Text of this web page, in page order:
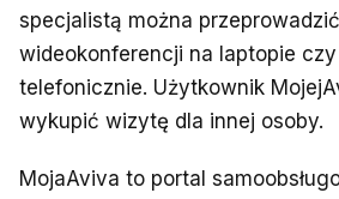
specjalistą można
wideokonferencji na laptopie
telefonicznie. Użytkownik
wykupić wizytę dla innej osoby.
MojaAviva to portal